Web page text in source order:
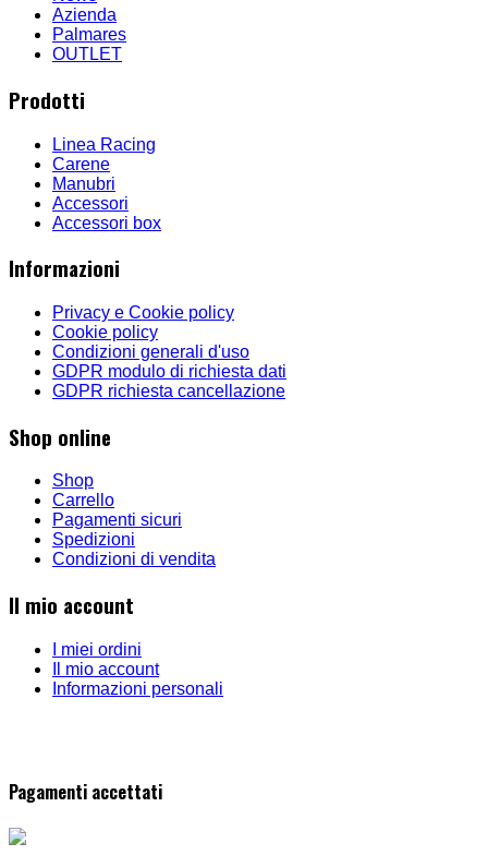
Azienda
Palmares
OUTLET
Prodotti
Linea Racing
Carene
Manubri
Accessori
Accessori box
Informazioni
Privacy e Cookie policy
Cookie policy
Condizioni generali d'uso
GDPR modulo di richiesta dati
GDPR richiesta cancellazione
Shop online
Shop
Carrello
Pagamenti sicuri
Spedizioni
Condizioni di vendita
Il mio account
I miei ordini
Il mio account
Informazioni personali
Pagamenti accettati